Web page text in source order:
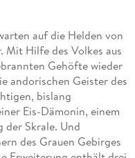
auf die Helden von
Mit Hilfe des Volkes aus
Gehöfte wieder
andorischen Geister des
bislang
Eis-Dämonin, einem
der Skrale. Und
des Grauen Gebirges